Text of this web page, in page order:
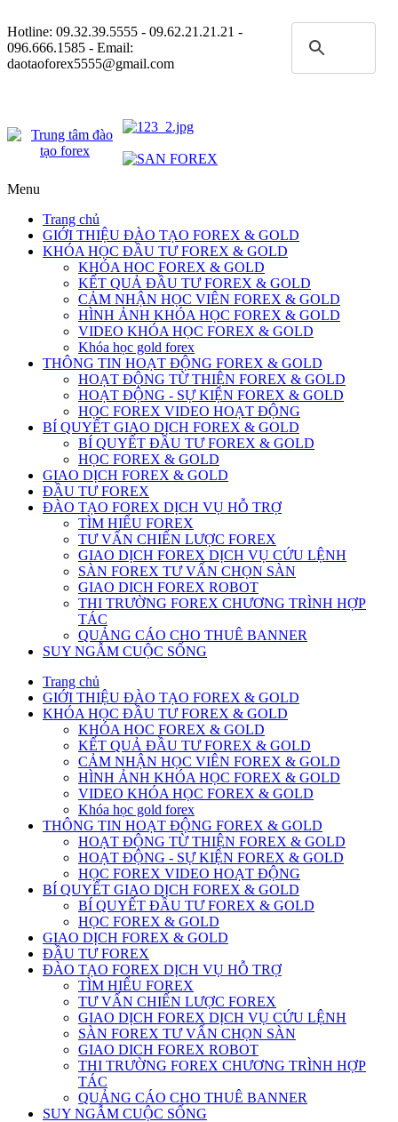
Hotline: 09.32.39.5555 - 09.62.21.21.21 -
096.666.1585 - Email:
daotaoforex5555@gmail.com
Menu
Trang chủ
GIỚI THIỆU ĐÀO TẠO FOREX & GOLD
KHÓA HỌC ĐẦU TƯ FOREX & GOLD
KHÓA HOC FOREX & GOLD
KẾT QUẢ ĐẦU TƯ FOREX & GOLD
CẢM NHẬN HỌC VIÊN FOREX & GOLD
HÌNH ẢNH KHÓA HỌC FOREX & GOLD
VIDEO KHÓA HỌC FOREX & GOLD
Khóa học gold forex
THÔNG TIN HOẠT ĐỘNG FOREX & GOLD
HOẠT ĐỘNG TỪ THIỆN FOREX & GOLD
HOẠT ĐỘNG - SỰ KIỆN FOREX & GOLD
HỌC FOREX VIDEO HOẠT ĐỘNG
BÍ QUYẾT GIAO DỊCH FOREX & GOLD
BÍ QUYẾT ĐẦU TƯ FOREX & GOLD
HỌC FOREX & GOLD
GIAO DỊCH FOREX & GOLD
ĐẦU TƯ FOREX
ĐÀO TẠO FOREX DỊCH VỤ HỖ TRỢ
TÌM HIỂU FOREX
TƯ VẤN CHIẾN LƯỢC FOREX
GIAO DỊCH FOREX DỊCH VỤ CỨU LỆNH
SÀN FOREX TƯ VẤN CHỌN SÀN
GIAO DICH FOREX ROBOT
THI TRƯỜNG FOREX CHƯƠNG TRÌNH HỢP
TÁC
QUẢNG CÁO CHO THUÊ BANNER
SUY NGẪM CUỘC SỐNG
Trang chủ
GIỚI THIỆU ĐÀO TẠO FOREX & GOLD
KHÓA HỌC ĐẦU TƯ FOREX & GOLD
KHÓA HOC FOREX & GOLD
KẾT QUẢ ĐẦU TƯ FOREX & GOLD
CẢM NHẬN HỌC VIÊN FOREX & GOLD
HÌNH ẢNH KHÓA HỌC FOREX & GOLD
VIDEO KHÓA HỌC FOREX & GOLD
Khóa học gold forex
THÔNG TIN HOẠT ĐỘNG FOREX & GOLD
HOẠT ĐỘNG TỪ THIỆN FOREX & GOLD
HOẠT ĐỘNG - SỰ KIỆN FOREX & GOLD
HỌC FOREX VIDEO HOẠT ĐỘNG
BÍ QUYẾT GIAO DỊCH FOREX & GOLD
BÍ QUYẾT ĐẦU TƯ FOREX & GOLD
HỌC FOREX & GOLD
GIAO DỊCH FOREX & GOLD
ĐẦU TƯ FOREX
ĐÀO TẠO FOREX DỊCH VỤ HỖ TRỢ
TÌM HIỂU FOREX
TƯ VẤN CHIẾN LƯỢC FOREX
GIAO DỊCH FOREX DỊCH VỤ CỨU LỆNH
SÀN FOREX TƯ VẤN CHỌN SÀN
GIAO DICH FOREX ROBOT
THI TRƯỜNG FOREX CHƯƠNG TRÌNH HỢP
TÁC
QUẢNG CÁO CHO THUÊ BANNER
SUY NGẪM CUỘC SỐNG